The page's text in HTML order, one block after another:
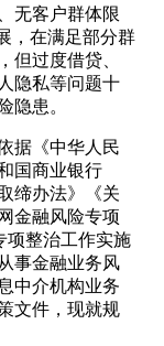
无客户群体限
，在满足部分群
但过度借贷、
隐私等问题十
隐患。
据《中华人民
国商业银行
缔办法》《关
金融风险专项
项整治工作实施
事金融业务风
中介机构业务
文件，现就规